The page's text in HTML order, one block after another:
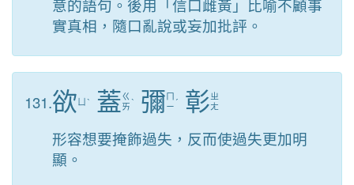
意的語句。後用「信口雌黃」比喻不顧事
實真相，隨口亂說或妄加批評。
131.欲 ˋ 蓋ㄍ
ㄞˋ 彌 ㄇ
ㄧ ˊ 彰ㄓ
ㄤ
形容想要掩飾過失，反而使過失更加明
顯。